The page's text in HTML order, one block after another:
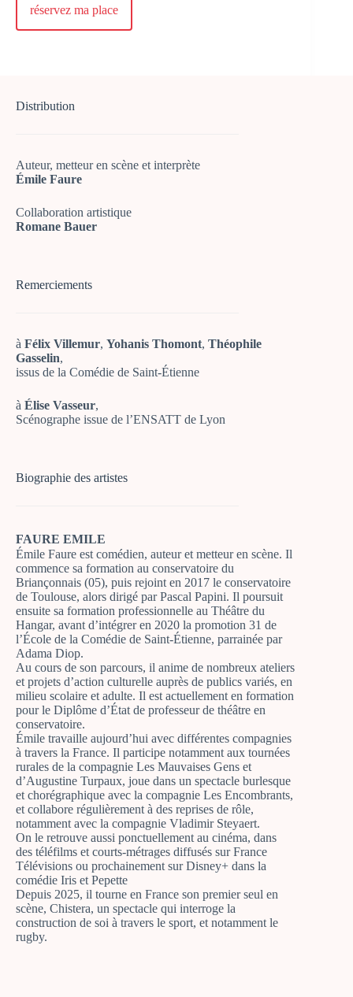
réservez ma place
Biographie des artistes
FAURE EMILE
Émile Faure est comédien, auteur et metteur en scène. Il
commence sa formation au conservatoire du
Briançonnais (05), puis rejoint en 2017 le conservatoire
de Toulouse, alors dirigé par Pascal Papini. Il poursuit
ensuite sa formation professionnelle au Théâtre du
Hangar, avant d’intégrer en 2020 la promotion 31 de
l’École de la Comédie de Saint-Étienne, parrainée par
Adama Diop.
Au cours de son parcours, il anime de nombreux ateliers
et projets d’action culturelle auprès de publics variés, en
milieu scolaire et adulte. Il est actuellement en formation
pour le Diplôme d’État de professeur de théâtre en
conservatoire.
Émile travaille aujourd’hui avec différentes compagnies
à travers la France. Il participe notamment aux tournées
rurales de la compagnie Les Mauvaises Gens et
d’Augustine Turpaux, joue dans un spectacle burlesque
et chorégraphique avec la compagnie Les Encombrants,
et collabore régulièrement à des reprises de rôle,
notamment avec la compagnie Vladimir Steyaert.
On le retrouve aussi ponctuellement au cinéma, dans
des téléfilms et courts-métrages diffusés sur France
Télévisions ou prochainement sur Disney+ dans la
comédie Iris et Pepette
Depuis 2025, il tourne en France son premier seul en
scène, Chistera, un spectacle qui interroge la
construction de soi à travers le sport, et notamment le
rugby.
Distribution
Auteur, metteur en scène et interprète
Émile Faure
Collaboration artistique
Romane Bauer
Remerciements
à Félix Villemur, Yohanis Thomont, Théophile
Gasselin,
issus de la Comédie de Saint-Étienne
à Élise Vasseur,
Scénographe issue de l’ENSATT de Lyon